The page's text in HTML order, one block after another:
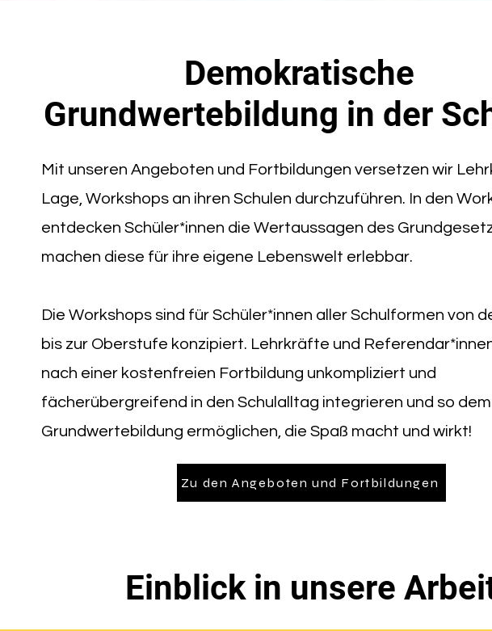
Demokratische
Grundwertebildung in der
Mit unseren Angeboten und Fortbildungen versetzen wir
Lage, Workshops an ihren Schulen durchzuführen. In den
entdecken Schüler*innen die Wertaussagen des
machen diese für ihre eigene Lebenswelt erlebbar.
Die Workshops sind für Schüler*innen aller Schulformen von
bis zur Oberstufe konzipiert. Lehrkräfte und
nach einer kostenfreien Fortbildung unkompliziert und
fächerübergreifend in den Schulalltag integrieren und so
Grundwertebildung ermöglichen, die Spaß macht und wirkt!
Zu den Angeboten und Fortbildungen
Einblick in unsere